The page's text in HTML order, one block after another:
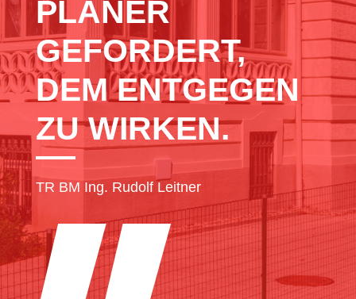
PLANER
GEFORDERT,
DEM ENTGEGEN
ZU WIRKEN.
TR BM Ing. Rudolf Leitner